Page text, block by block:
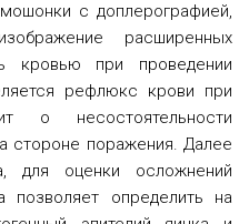
с доплерографией,
расширенных
кровью при проведении
рефлюкс крови при
о несостоятельности
стороне поражения. Далее
для оценки осложнений
позволяет определить на